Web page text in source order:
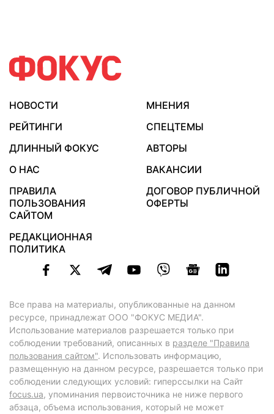
НОВОСТИ
МНЕНИЯ
РЕЙТИНГИ
СПЕЦТЕМЫ
ДЛИННЫЙ ФОКУС
АВТОРЫ
О НАС
ВАКАНСИИ
ПРАВИЛА
ПОЛЬЗОВАНИЯ
САЙТОМ
ДОГОВОР ПУБЛИЧНОЙ
ОФЕРТЫ
РЕДАКЦИОННАЯ
ПОЛИТИКА
Все права на материалы, опубликованные на данном
ресурсе, принадлежат ООО "ФОКУС МЕДИА".
Использование материалов разрешается только при
соблюдении требований, описанных в разделе "Правила
пользования сайтом". Использовать информацию,
размещенную на данном ресурсе, разрешается только при
соблюдении следующих условий: гиперссылки на Сайт
focus.ua, упоминания первоисточника не ниже первого
абзаца, объема использования, который не может